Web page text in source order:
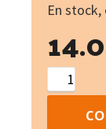
En stock,
quantité
de